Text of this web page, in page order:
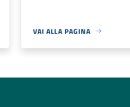
VAI ALLA PAGINA